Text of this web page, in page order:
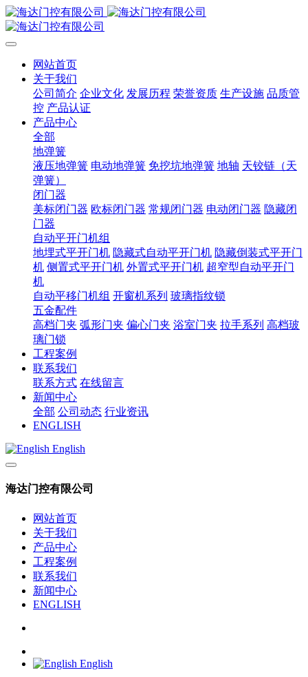
网站首页
关于我们
公司简介 企业文化 发展历程 荣誉资质 生产设施 品质管
控 产品认证
产品中心
全部
地弹簧
液压地弹簧 电动地弹簧 免挖坑地弹簧 地轴 天铰链（天
弹簧）
闭门器
美标闭门器 欧标闭门器 常规闭门器 电动闭门器 隐藏闭
门器
自动平开门机组
地埋式平开门机 隐藏式自动平开门机 隐藏倒装式平开门
机 侧置式平开门机 外置式平开门机 超窄型自动平开门
机
自动平移门机组 开窗机系列 玻璃指纹锁
五金配件
高档门夹 弧形门夹 偏心门夹 浴室门夹 拉手系列 高档玻
璃门锁
工程案例
联系我们
联系方式 在线留言
新闻中心
全部 公司动态 行业资讯
ENGLISH
English
海达门控有限公司
网站首页
关于我们
产品中心
工程案例
联系我们
新闻中心
ENGLISH
English